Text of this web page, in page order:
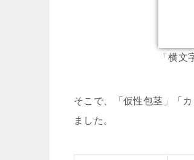
「横
そこで、「仮性包茎」「
ました。